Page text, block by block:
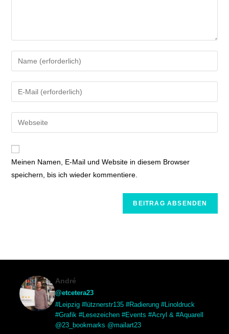
Meinen Namen, E-Mail und Website in diesem Browser
speichern, bis ich wieder kommentiere.
André
@etcetera23
#Leipzig #lütznerstr135 #Radierung #Linoldruck
#Grafik #Lesezeichen #Events #Acryl & #Aquarell
@23_bookmarks @mailart23